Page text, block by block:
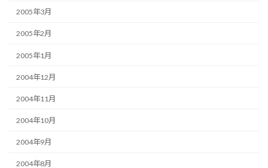
2005年3月
2005年2月
2005年1月
2004年12月
2004年11月
2004年10月
2004年9月
2004年8月